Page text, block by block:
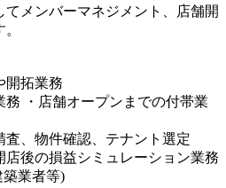
てメンバーマネジメント、店舗開
開拓業務
務 ・店舗オープンまでの付帯業
査、物件確認、テナント選定
店後の損益シミュレーション業務
築業者等)